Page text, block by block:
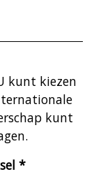
kunt kiezen
kunt
*